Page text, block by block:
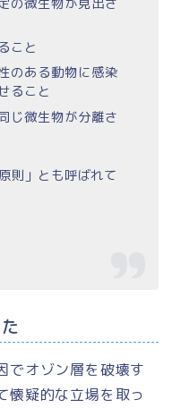
こと
のある動物に感染
ること
じ微生物が分離さ
則」とも呼ばれて
でオゾン層を破壊す
懐疑的な立場を取っ